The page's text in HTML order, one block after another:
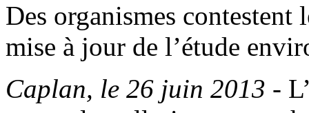
Des organismes
mise à jour de l’étude
Caplan, le 26 juin 2013 -